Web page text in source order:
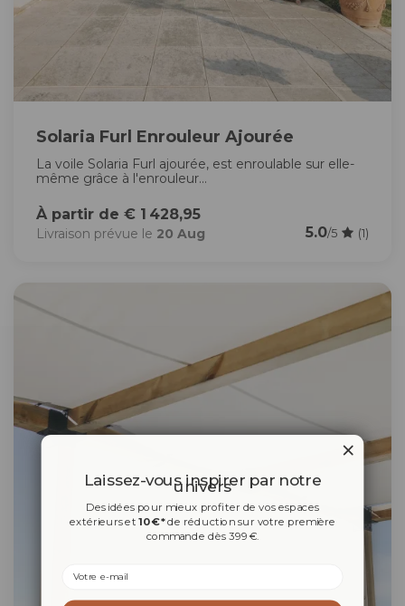
Solaria Furl Enrouleur Ajourée
La voile Solaria Furl ajourée, est enroulable sur elle-
même grâce à l'enrouleur...
À partir de € 1 428,95
Livraison prévue le 20 Aug 5.0/5 (1)
Laissez-vous inspirer par notre
univers
Des idées pour mieux profiter de vos espaces
extérieurs et10 €*de réduction sur votre première
commande dès 399 €.